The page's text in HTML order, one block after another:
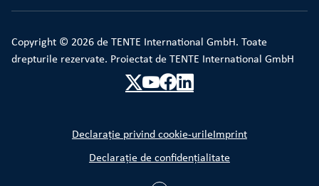
Copyright © 2026 de TENTE International GmbH. Toate
drepturile rezervate. Proiectat de TENTE International GmbH
Declarație privind cookie-urileImprint
Declarație de confidențialitate